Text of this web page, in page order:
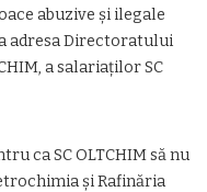
abuzive și ilegale
adresa Directoratului
a salariaților SC
ca SC OLTCHIM să nu
și Rafinăria